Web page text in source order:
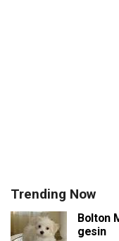
Trending Now
Bolton
gesin